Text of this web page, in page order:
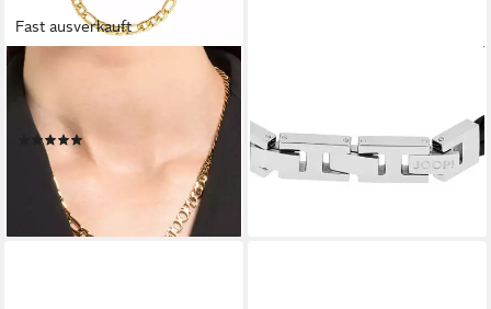
Fast ausverkauft
JOOP!
Kette ohne Anhänger
2034757
(1)
79,00 € UVP 129,00 €
lieferbar - in 1-2 Werktagen bei dir
59,00 € UVP89,99 €
-34%